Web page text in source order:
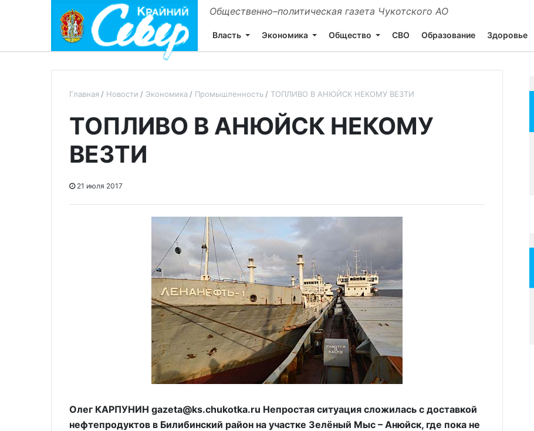
Общественно–политическая газета Чукотского АО
Власть Экономика Общество СВО Образование Здоровье
Главная Новости Экономика Промышленность ТОПЛИВО В АНЮЙСК НЕКОМУ ВЕЗТИ
ТОПЛИВО В АНЮЙСК НЕКОМУ
ВЕЗТИ
21 июля 2017
Олег КАРПУНИН gazeta@ks.chukotka.ru Непростая ситуация сложилась с доставкой
нефтепродуктов в Билибинский район на участке Зелёный Мыс – Анюйск, где пока не